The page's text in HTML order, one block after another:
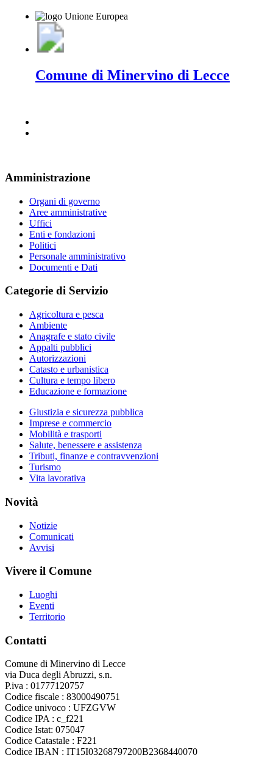
Comune di Minervino di Lecce
Amministrazione
Organi di governo
Aree amministrative
Uffici
Enti e fondazioni
Politici
Personale amministrativo
Documenti e Dati
Categorie di Servizio
Agricoltura e pesca
Ambiente
Anagrafe e stato civile
Appalti pubblici
Autorizzazioni
Catasto e urbanistica
Cultura e tempo libero
Educazione e formazione
Giustizia e sicurezza pubblica
Imprese e commercio
Mobilità e trasporti
Salute, benessere e assistenza
Tributi, finanze e contravvenzioni
Turismo
Vita lavorativa
Novità
Notizie
Comunicati
Avvisi
Vivere il Comune
Luoghi
Eventi
Territorio
Contatti
Comune di Minervino di Lecce
via Duca degli Abruzzi, s.n.
P.iva : 01777120757
Codice fiscale : 83000490751
Codice univoco : UFZGVW
Codice IPA : c_f221
Codice Istat: 075047
Codice Catastale : F221
Codice IBAN : IT15I03268797200B2368440070